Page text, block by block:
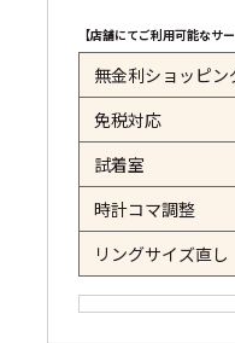
【店舗にてご利用可能なサー
無金利ショッピン
免税対応
試着室
時計コマ調整
リングサイズ直し